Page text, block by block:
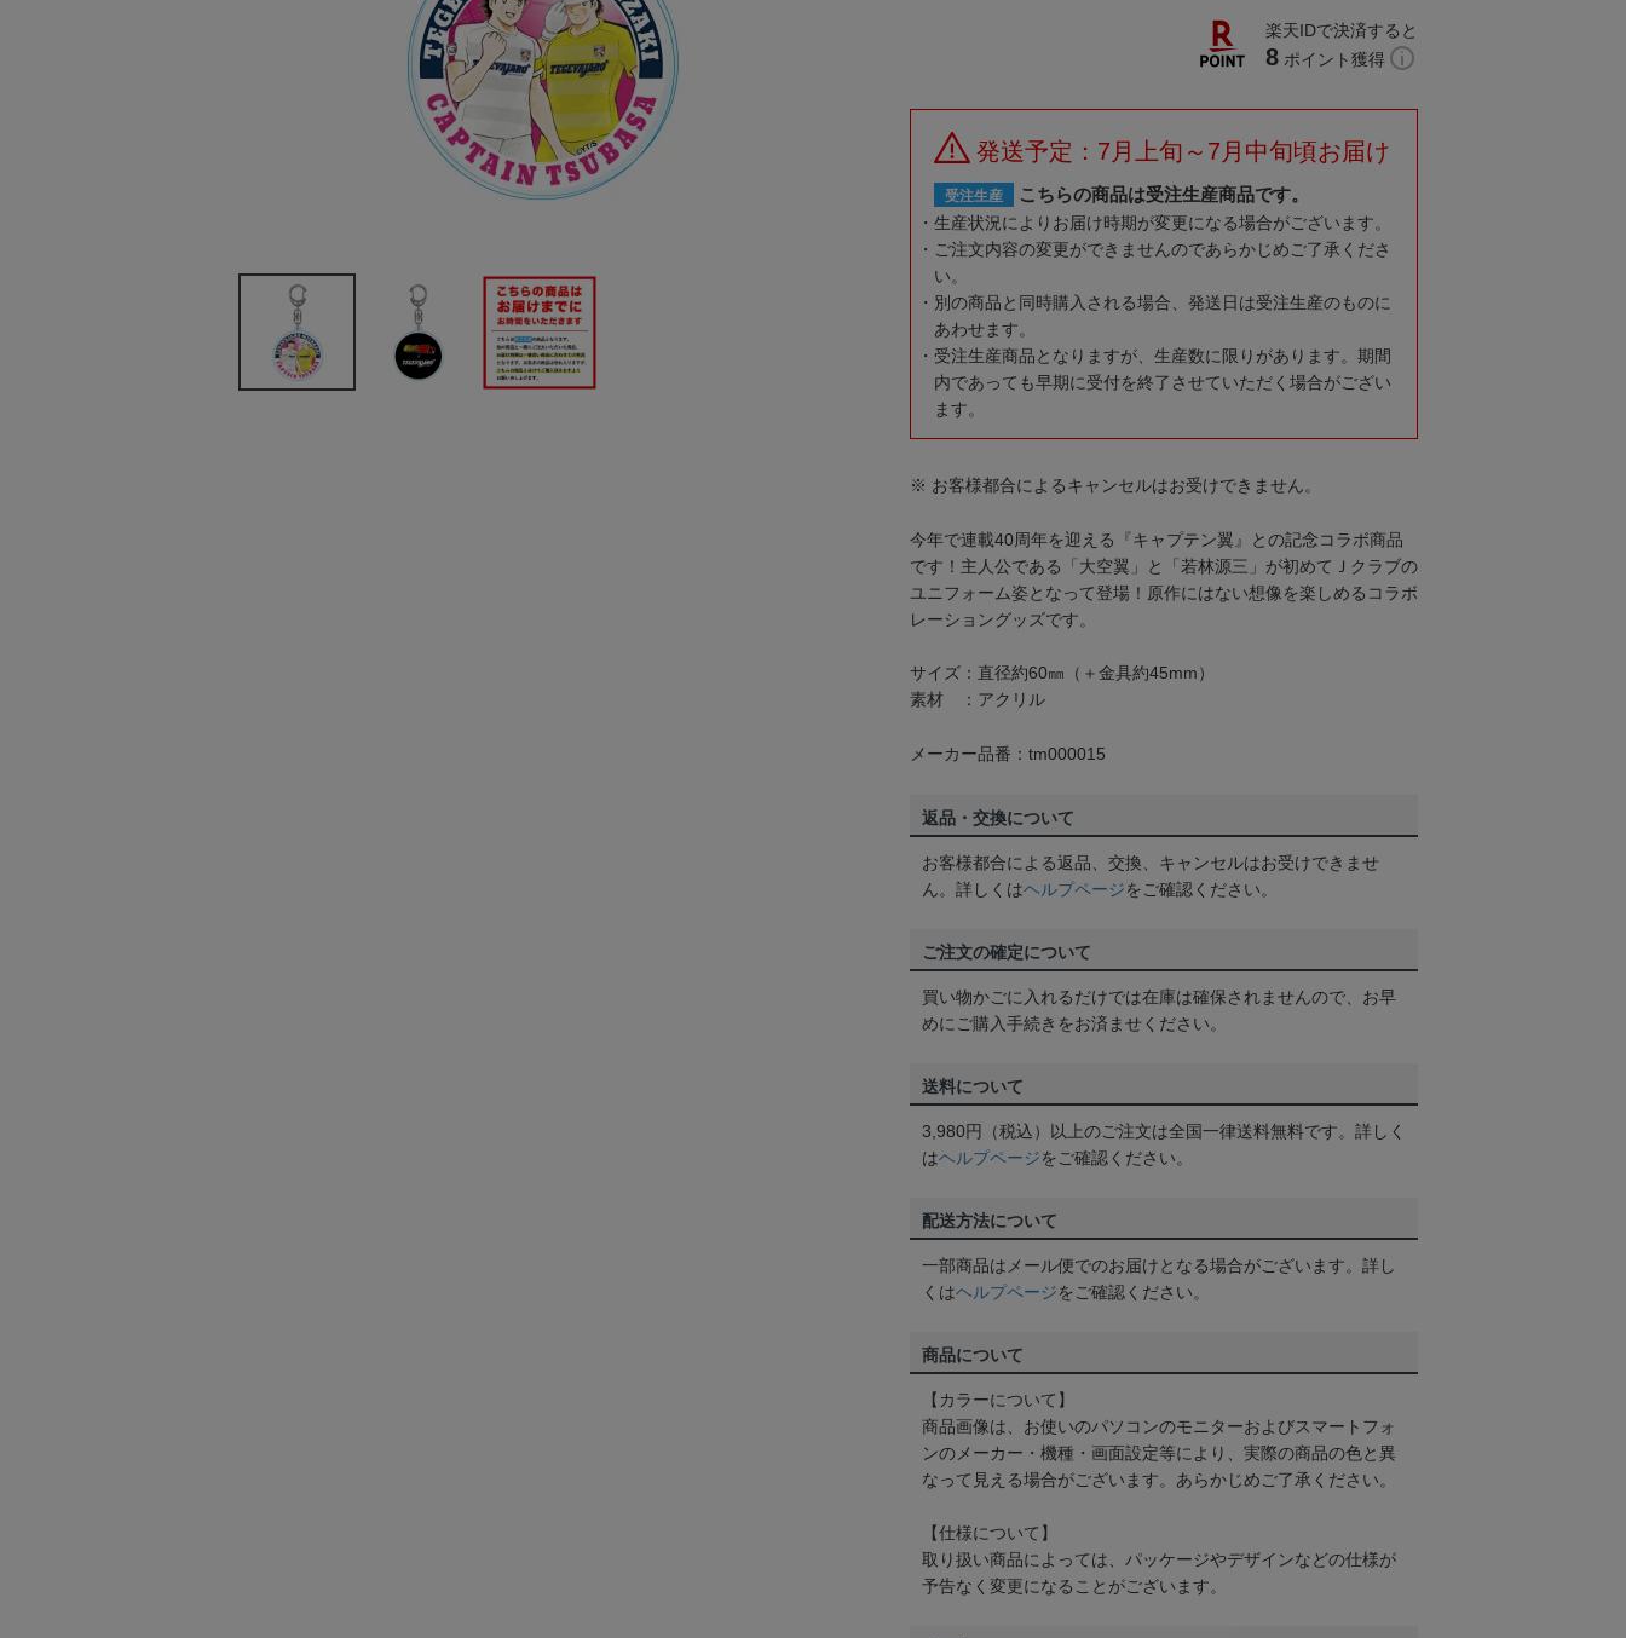
楽天IDで決済すると
8 ポイント獲得
発送予定：7月上旬～7月中旬頃お届け
受注生産 こちらの商品は受注生産商品です。
生産状況によりお届け時期が変更になる場合がございます。
ご注文内容の変更ができませんのであらかじめご了承くださ
い。
別の商品と同時購入される場合、発送日は受注生産のものに
あわせます。
受注生産商品となりますが、生産数に限りがあります。期間
内であっても早期に受付を終了させていただく場合がござい
ます。
※ お客様都合によるキャンセルはお受けできません。
今年で連載40周年を迎える『キャプテン翼』との記念コラボ商品
です！主人公である「大空翼」と「若林源三」が初めてＪクラブの
ユニフォーム姿となって登場！原作にはない想像を楽しめるコラボ
レーショングッズです。
サイズ：直径約60㎜（＋金具約45mm）
素材 ：アクリル
メーカー品番：tm000015
返品・交換について
お客様都合による返品、交換、キャンセルはお受けできませ
ん。詳しくはヘルプページをご確認ください。
ご注文の確定について
買い物かごに入れるだけでは在庫は確保されませんので、お早
めにご購入手続きをお済ませください。
送料について
3,980円（税込）以上のご注文は全国一律送料無料です。詳しく
はヘルプページをご確認ください。
配送方法について
一部商品はメール便でのお届けとなる場合がございます。詳し
くはヘルプページをご確認ください。
商品について
【カラーについて】
商品画像は、お使いのパソコンのモニターおよびスマートフォ
ンのメーカー・機種・画面設定等により、実際の商品の色と異
なって見える場合がございます。あらかじめご了承ください。
【仕様について】
取り扱い商品によっては、パッケージやデザインなどの仕様が
予告なく変更になることがございます。